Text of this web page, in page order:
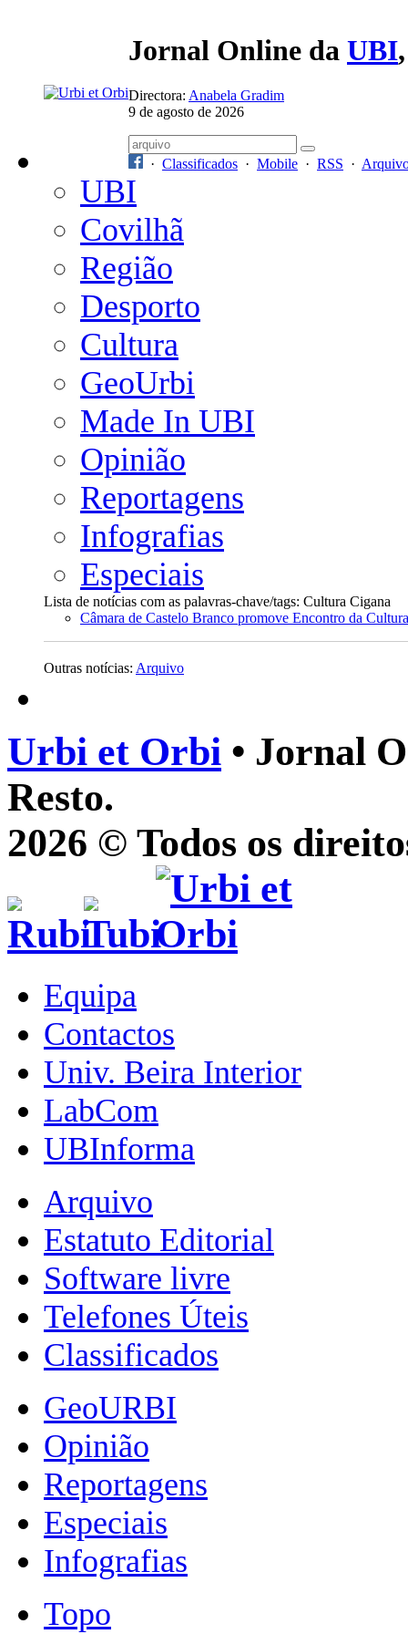
Jornal Online da UBI
Directora: Anabela Gradim
9 de agosto de 2026
· Classificados · Mobile · RSS ·
UBI
Covilhã
Região
Desporto
Cultura
GeoUrbi
Made In UBI
Opinião
Reportagens
Infografias
Especiais
Lista de notícias com as palavras-chave/tags: Cultura Cigana
Câmara de Castelo Branco promove Encontro da
Outras notícias: Arquivo
Urbi et Orbi • Jornal
Resto.
2026 © Todos os
Equipa
Contactos
Univ. Beira Interior
LabCom
UBInforma
Arquivo
Estatuto Editorial
Software livre
Telefones Úteis
Classificados
GeoURBI
Opinião
Reportagens
Especiais
Infografias
Topo